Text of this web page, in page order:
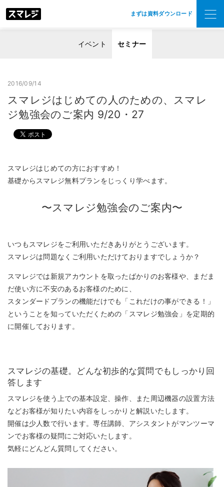
まずは資料ダウンロード
イベント セミナー
2016/09/14
スマレジはじめての人のための、スマレ
ジ勉強会のご案内 9/20・27
スマレジはじめての方におすすめ！
基礎からスマレジ無料プランをじっくり学べます。
〜スマレジ勉強会のご案内〜
いつもスマレジをご利用いただきありがとうございます。
スマレジは問題なくご利用いただけておりますでしょうか？
スマレジでは新規アカウントを取ったばかりのお客様や、まだま
だ使い方に不安のあるお客様のために、
スタンダードプランの機能だけでも「これだけの事ができる！」
ということを知っていただくための「スマレジ勉強会」を定期的
に開催しております。
スマレジの基礎。どんな初歩的な質問でもしっかり回
答します
スマレジを使う上での基本設定、操作、また周辺機器の設置方法
などお客様が知りたい内容をしっかりと解説いたします。
開催は少人数で行います。専任講師、アシスタントがマンツーマ
ンでお客様の疑問にご対応いたします。
気軽にどんどん質問してください。